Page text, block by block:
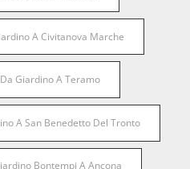
A Civitanova Marche
Giardino A Teramo
A San Benedetto Del Tronto
Bontempi A Ancona